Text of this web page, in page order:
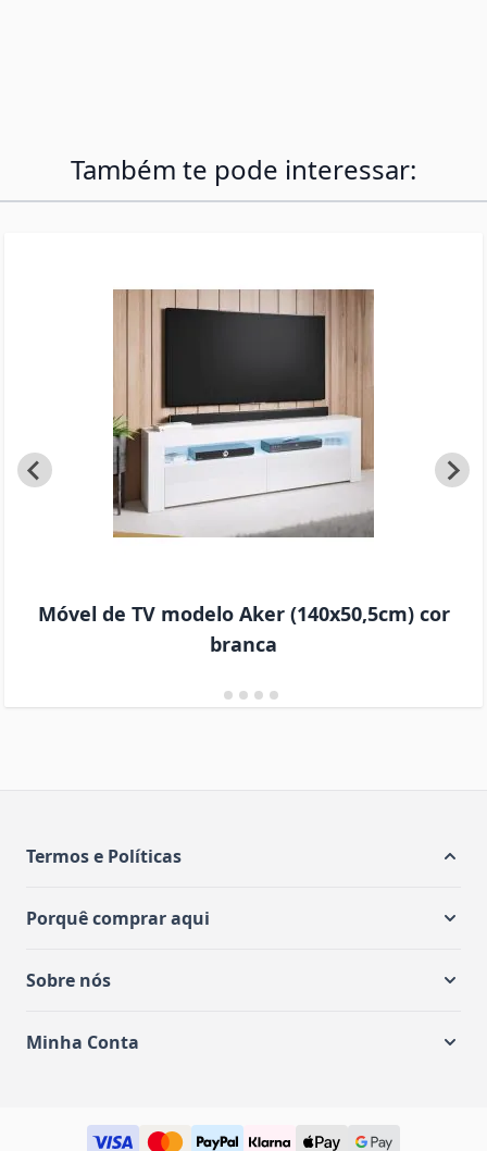
Também te pode interessar:
Móvel de TV modelo Aker (140x50,5cm) cor
branca
Termos e Políticas
Porquê comprar aqui
Sobre nós
Minha Conta